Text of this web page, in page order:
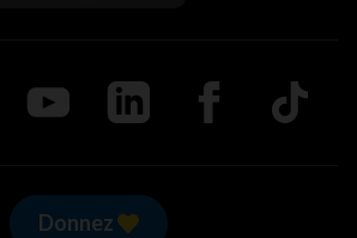
Bluesky
nous sur Instagram
Suivez nous sur Youtube
Suivez nous sur LinkedIn
Suivez nous sur
TikTok
Donnez